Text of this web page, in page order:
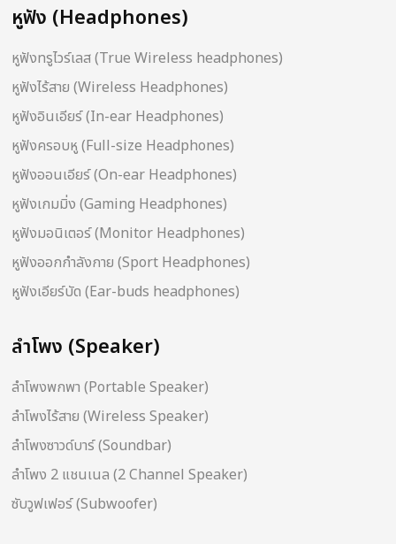
หูฟัง (Headphones)
หูฟังทรูไวร์เลส (True Wireless headphones)
หูฟังไร้สาย (Wireless Headphones)
หูฟังอินเอียร์ (In-ear Headphones)
หูฟังครอบหู (Full-size Headphones)
หูฟังออนเอียร์ (On-ear Headphones)
หูฟังเกมมิ่ง (Gaming Headphones)
หูฟังมอนิเตอร์ (Monitor Headphones)
หูฟังออกกำลังกาย (Sport Headphones)
หูฟังเอียร์บัด (Ear-buds headphones)
ลำโพง (Speaker)
ลำโพงพกพา (Portable Speaker)
ลำโพงไร้สาย (Wireless Speaker)
ลำโพงซาวด์บาร์ (Soundbar)
ลำโพง 2 แชนเนล (2 Channel Speaker)
ซับวูฟเฟอร์ (Subwoofer)